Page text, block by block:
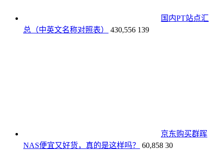
国内PT站点汇
总（中英文名称对照表）
430,556 139
京东购买群晖
NAS便宜又好货，真的是这样吗？
60,858 30